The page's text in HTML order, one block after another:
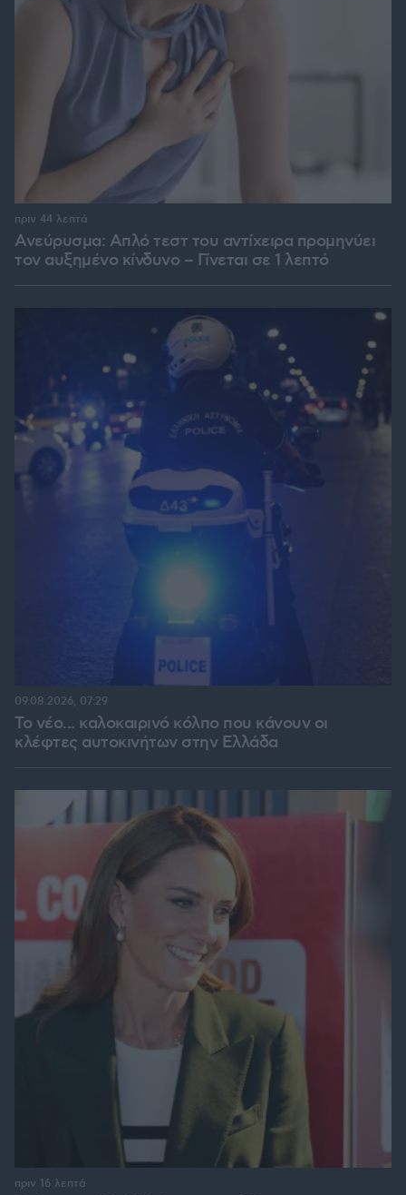
Ανεύρυσμα: Απλό τεστ του αντίχειρα προμηνύει
τον αυξημένο κίνδυνο – Γίνεται σε 1 λεπτό
πριν 44 λεπτά
Το νέο... καλοκαιρινό κόλπο που κάνουν οι
κλέφτες αυτοκινήτων στην Ελλάδα
09.08.2026, 07:29
πριν 16 λεπτά